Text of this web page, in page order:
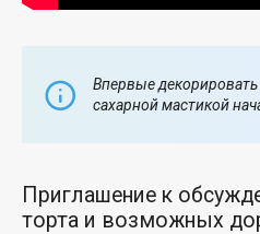
Впервые
сахарной мастикой
Приглашение к
торта и возможных